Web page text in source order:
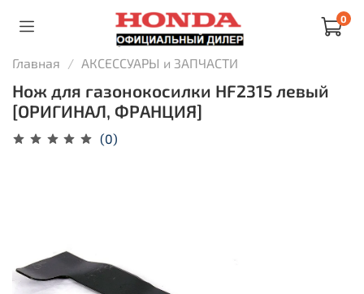
0
Главная АКСЕССУАРЫ и ЗАПЧАСТИ
Нож для газонокосилки HF2315 левый
[ОРИГИНАЛ, ФРАНЦИЯ]
(0)